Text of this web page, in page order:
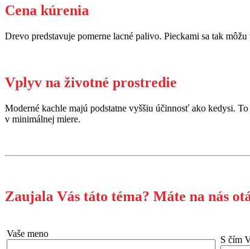
Cena kúrenia
Drevo predstavuje pomerne lacné palivo. Pieckami sa tak
Vplyv na životné prostredie
Moderné kachle majú podstatne vyššiu účinnosť ako kedysi.
v minimálnej miere.
Zaujala Vás táto téma? Máte na nás
Vaše meno
S čím